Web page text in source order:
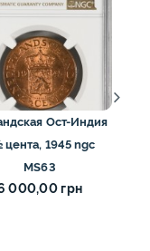
Ост-Индия
1945 ngc
MS63
000,00 грн